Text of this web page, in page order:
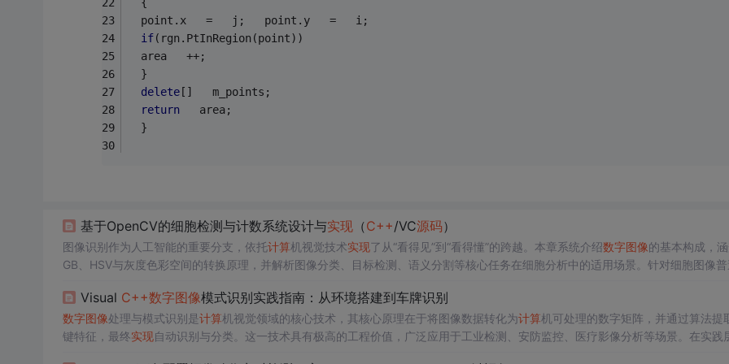
  point.x   =   j;   point.y   =   i;
if(rgn.PtInRegion(point))
  area   ++;
  }
delete[]   m_points;
return
   area;
  }
基于OpenCV的细胞检测与计数系统设计与实现（C++/VC源码）
图像识别作为人工智能的重要分支，依托计算机视觉技术实现了从“看得见”到“看得懂”的跨越。本章系统介绍数字图像的基本构成，
GB、HSV与灰度色彩空间的转换原理，并解析图像分类、目标检测、语义分割等核心任务在细胞分析中的适用场景。针对细胞图像普
程，强调其在C++平台下高性能计算与工业级部署的工程价值，为后续构建高效细胞检测系统提供理论支撑。
Visual C++数字图像模式识别实践指南：从环境搭建到车牌识别
数字图像处理与模式识别是计算机视觉领域的核心技术，其核心原理在于将图像数据转化为计算机可处理的数字矩阵，并通过算法提
键特征，最终实现自动识别与分类。这一技术具有极高的工程价值，广泛应用于工业检测、安防监控、医疗影像分析等场景。在实践